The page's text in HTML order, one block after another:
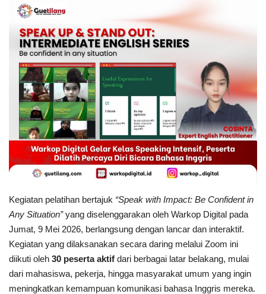
Keamanan
Kejahatan
Cybers Event
UMKM & Ekonomi Kreatif
Pekerja Migran Indonesia
Ekonomi
Pendidikan
Informasi Journalism
Olahraga
Kesehatan
Kegiatan pelatihan bertajuk “Speak with Impact: Be Confident in
Any Situation”yang diselenggarakan oleh Warkop Digital pada
Jumat, 9 Mei 2026, berlangsung dengan lancar dan interaktif.
Kegiatan yang dilaksanakan secara daring melalui Zoom ini
diikuti oleh 30 peserta aktif dari berbagai latar belakang, mulai
dari mahasiswa, pekerja, hingga masyarakat umum yang ingin
meningkatkan kemampuan komunikasi bahasa Inggris mereka.